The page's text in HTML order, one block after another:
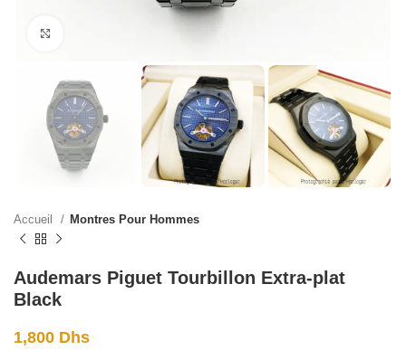
Accueil Montres Pour Hommes
Audemars Piguet Tourbillon Extra-plat
Black
1,800 Dhs